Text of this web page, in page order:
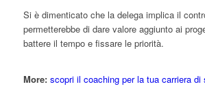
Si è dimenticato che la delega implica il
permetterebbe di dare valore aggiunto ai
battere il tempo e fissare le priorità.
More:scopri il coaching per la tua carriera di